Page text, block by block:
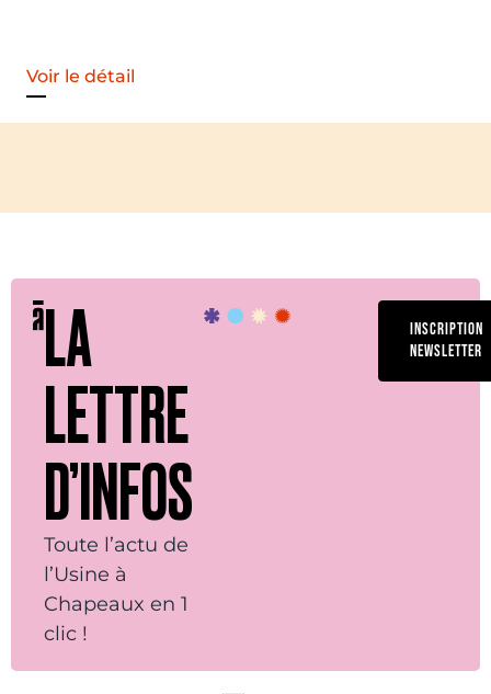
LA
LETTRE
D’INFOS
Toute l’actu de
l’Usine à
Chapeaux en 1
clic !
INSCRIPTION
NEWSLETTER